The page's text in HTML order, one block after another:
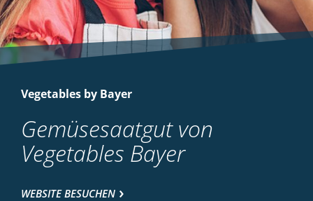
Vegetables by Bayer
Gemüsesaatgut von
Vegetables Bayer
WEBSITE BESUCHEN